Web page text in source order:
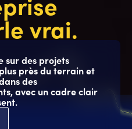
vrai.
sur des projets
près du terrain et
des
avec un cadre clair